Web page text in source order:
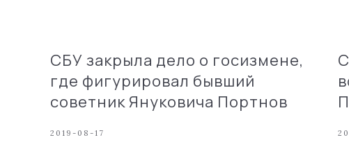
СБУ закрыла дело о госизмене,
где фигурировал бывший
советник Януковича Портнов
2019-08-17